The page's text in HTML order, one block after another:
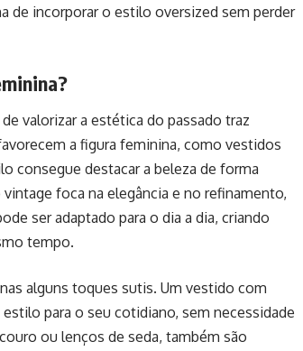
de incorporar o estilo oversized sem perder
valorizar a estética do passado traz
a figura feminina, como vestidos
consegue destacar a beleza de forma
foca na elegância e no refinamento,
ser adaptado para o dia a dia, criando
tempo.
alguns toques sutis. Um vestido com
para o seu cotidiano, sem necessidade
ou lenços de seda, também são